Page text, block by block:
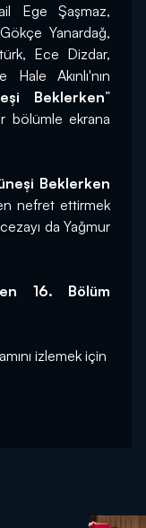
Ege Şaşmaz,
Yanardağ,
Ece Dizdar,
Akınlı'nın
Beklerken”
bölümle ekrana
Beklerken
nefret ettirmek
da Yağmur
16. Bölüm
izlemek için